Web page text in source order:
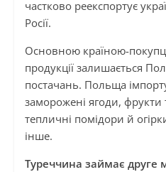
частково реекспортує
Росії.
Основною країною-
продукції залишається
постачань. Польща
заморожені ягоди, фрукти
тепличні помідори й
інше.
Туреччина займає друге